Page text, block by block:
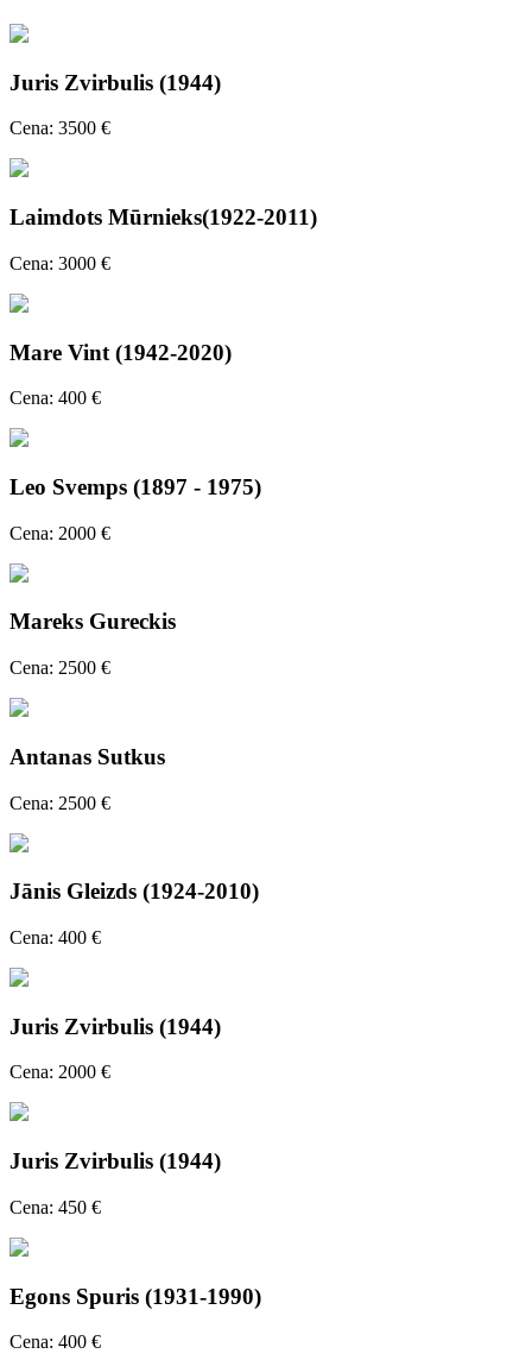
Juris Zvirbulis (1944)
Cena: 3500 €
Laimdots Mūrnieks(1922-2011)
Cena: 3000 €
Mare Vint (1942-2020)
Cena: 400 €
Leo Svemps (1897 - 1975)
Cena: 2000 €
Mareks Gureckis
Cena: 2500 €
Antanas Sutkus
Cena: 2500 €
Jānis Gleizds (1924-2010)
Cena: 400 €
Juris Zvirbulis (1944)
Cena: 2000 €
Juris Zvirbulis (1944)
Cena: 450 €
Egons Spuris (1931-1990)
Cena: 400 €